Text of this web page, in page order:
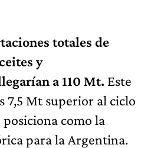
totales de
y
a 110 Mt. Este
7,5 Mt superior al ciclo
como la
para la Argentina.